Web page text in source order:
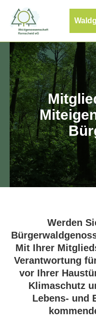
Werden
Mit Ihrer
Verantwortung
vor Ihrer
Klimaschutz
Lebens- und